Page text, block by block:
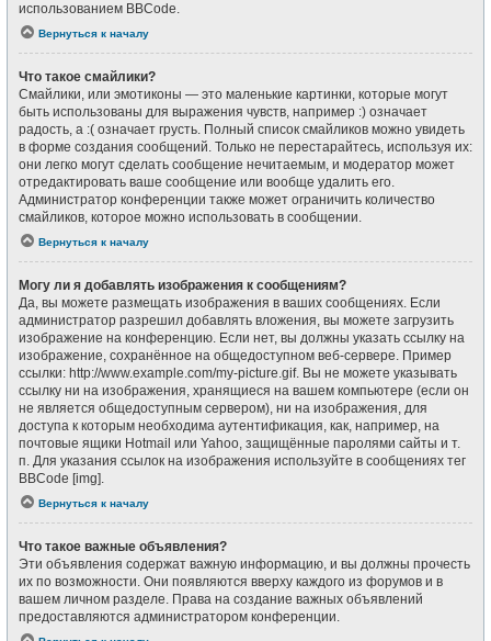
использованием BBCode.
Вернуться к началу
Что такое смайлики?
Смайлики, или эмотиконы — это маленькие картинки, которые могут
быть использованы для выражения чувств, например :) означает
радость, а :( означает грусть. Полный список смайликов можно увидеть
в форме создания сообщений. Только не перестарайтесь, используя их:
они легко могут сделать сообщение нечитаемым, и модератор может
отредактировать ваше сообщение или вообще удалить его.
Администратор конференции также может ограничить количество
смайликов, которое можно использовать в сообщении.
Вернуться к началу
Могу ли я добавлять изображения к сообщениям?
Да, вы можете размещать изображения в ваших сообщениях. Если
администратор разрешил добавлять вложения, вы можете загрузить
изображение на конференцию. Если нет, вы должны указать ссылку на
изображение, сохранённое на общедоступном веб-сервере. Пример
ссылки: http://www.example.com/my-picture.gif. Вы не можете указывать
ссылку ни на изображения, хранящиеся на вашем компьютере (если он
не является общедоступным сервером), ни на изображения, для
доступа к которым необходима аутентификация, как, например, на
почтовые ящики Hotmail или Yahoo, защищённые паролями сайты и т.
п. Для указания ссылок на изображения используйте в сообщениях тег
BBCode [img].
Вернуться к началу
Что такое важные объявления?
Эти объявления содержат важную информацию, и вы должны прочесть
их по возможности. Они появляются вверху каждого из форумов и в
вашем личном разделе. Права на создание важных объявлений
предоставляются администратором конференции.